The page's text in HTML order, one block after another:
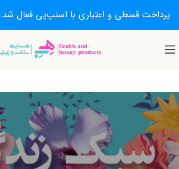
پرداخت قسطی و اعتباری با اسنپ‌پی فعال شد.